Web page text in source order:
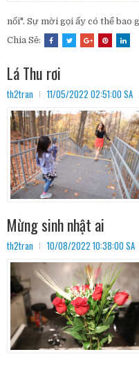
nối". Sự mời gọi ấy có thể bao
Chia Sẻ:
Lá Thu rơi
th2tran 11/05/2022 02:51:00 SA
Mừng sinh nhật ai
th2tran 10/08/2022 10:38:00 SA